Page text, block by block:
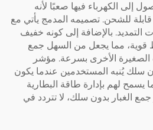
فيها صعبًا لأنه
تصميمه المدمج يأتي مع
بالإضافة إلى كونه خفيف
مما يجعل من السهل جمع
الأخرى بسرعة. مؤشر
المستخدمين عندما يكون
بإدارة طاقة البطارية
بدون سلك، لا تتردد في